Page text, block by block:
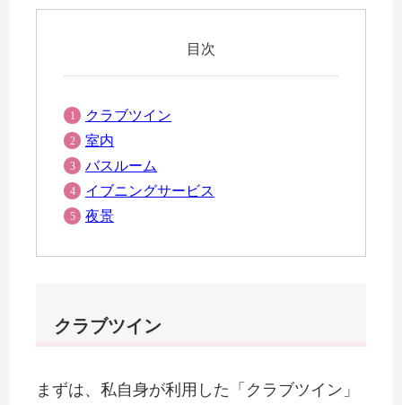
目次
クラブツイン
室内
バスルーム
イブニングサービス
夜景
クラブツイン
まずは、私自身が利用した「クラブツイン」